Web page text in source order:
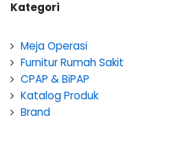
Kategori
Meja Operasi
Furnitur Rumah Sakit
CPAP & BiPAP
Katalog Produk
Brand